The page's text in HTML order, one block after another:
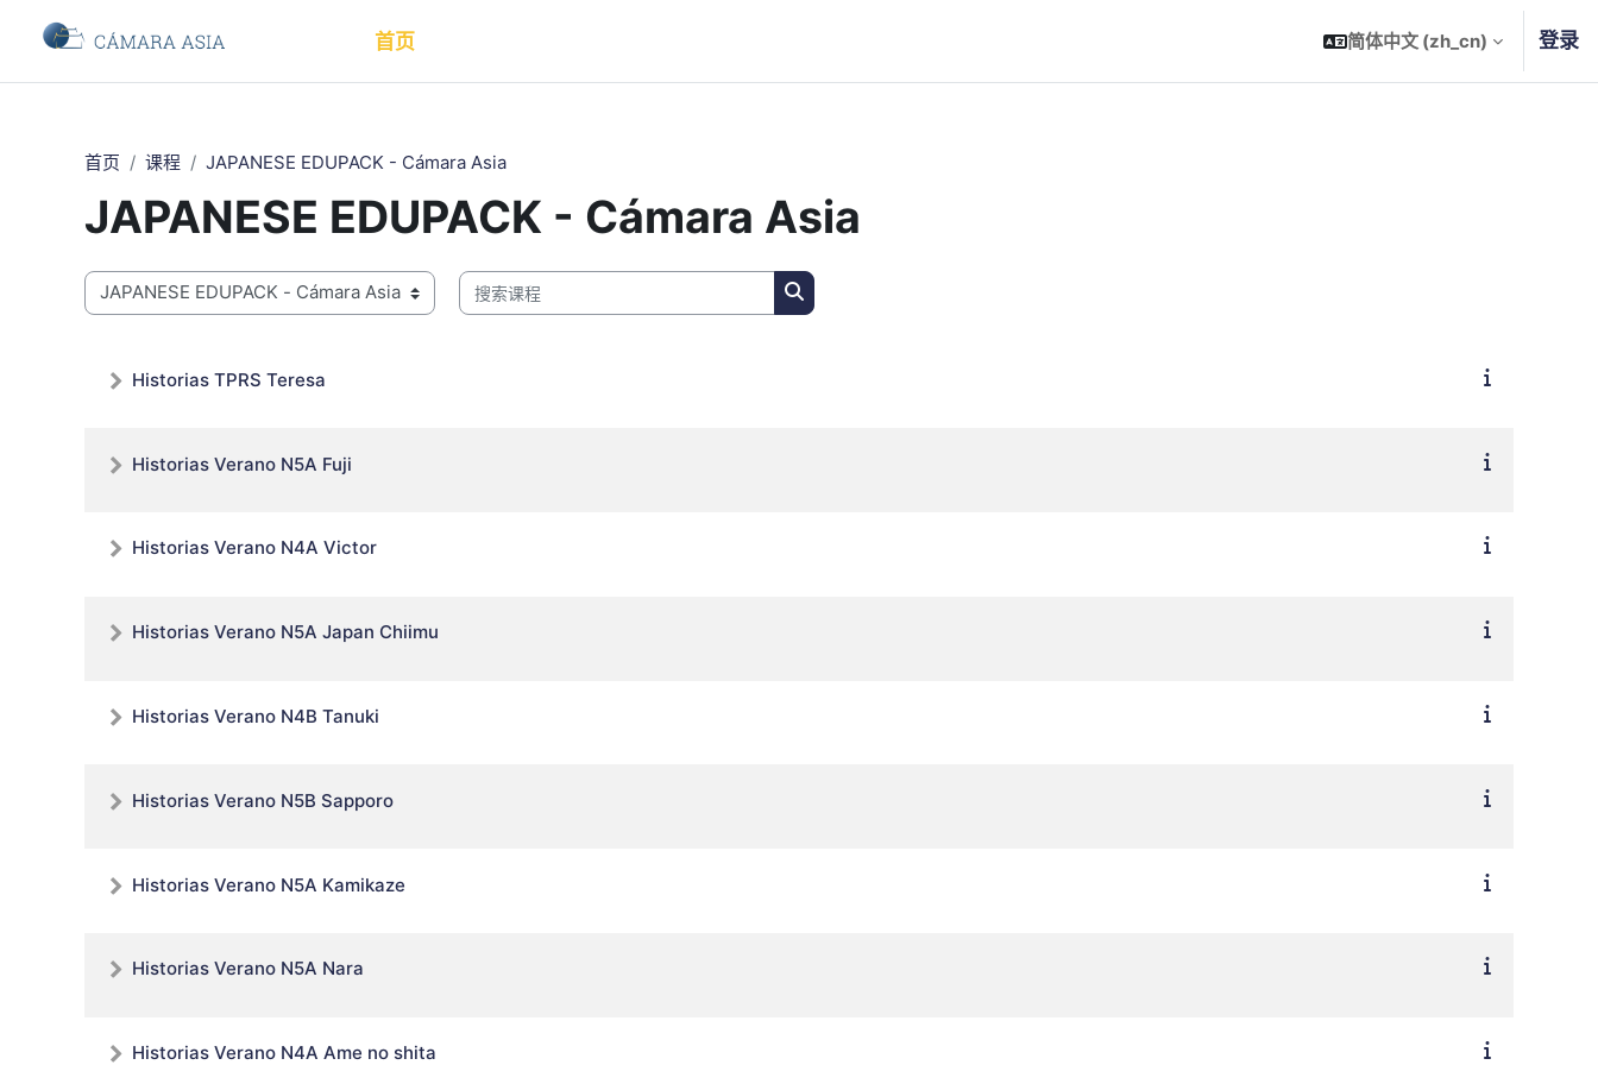
首页 简体中文 ‎(zh_cn)‎ 登录
首页 课程 JAPANESE EDUPACK - Cámara Asia
JAPANESE EDUPACK - Cámara Asia
课程类别
搜索课程
搜索课程
Historias TPRS Teresa
Historias Verano N5A Fuji
Historias Verano N4A Victor
Historias Verano N5A Japan Chiimu
Historias Verano N4B Tanuki
Historias Verano N5B Sapporo
Historias Verano N5A Kamikaze
Historias Verano N5A Nara
Historias Verano N4A Ame no shita